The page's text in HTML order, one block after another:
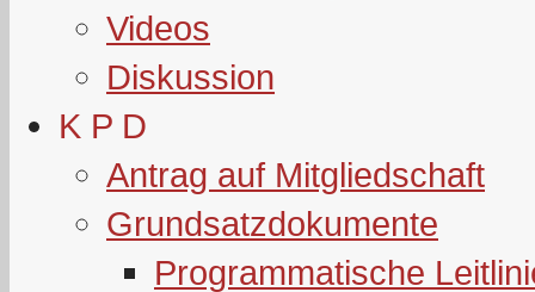
Videos
Diskussion
K P D
Antrag auf Mitgliedschaft
Grundsatzdokumente
Programmatische